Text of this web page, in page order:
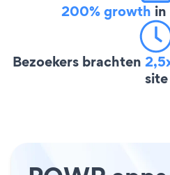
200% growth
Bezoekers brachten
site